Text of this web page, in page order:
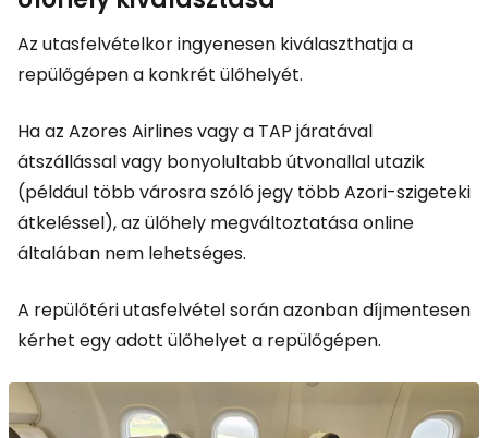
Az utasfelvételkor ingyenesen kiválaszthatja a
repülőgépen a konkrét ülőhelyét.
Ha az Azores Airlines vagy a TAP járatával
átszállással vagy bonyolultabb útvonallal utazik
(például több városra szóló jegy több Azori-szigeteki
átkeléssel), az ülőhely megváltoztatása online
általában nem lehetséges.
A repülőtéri utasfelvétel során azonban díjmentesen
kérhet egy adott ülőhelyet a repülőgépen.